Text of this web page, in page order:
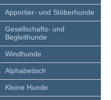
Apportier- und Stöberhunde
Gesellschafts- und
Begleithunde
Windhunde
Alphabetisch
Kleine Hunde